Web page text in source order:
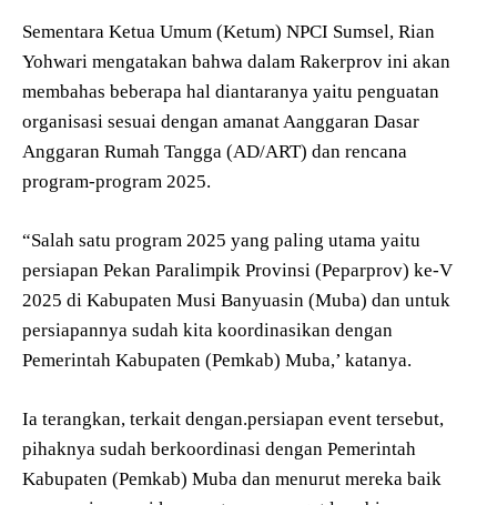
Sementara Ketua Umum (Ketum) NPCI Sumsel, Rian
Yohwari mengatakan bahwa dalam Rakerprov ini akan
membahas beberapa hal diantaranya yaitu penguatan
organisasi sesuai dengan amanat Aanggaran Dasar
Anggaran Rumah Tangga (AD/ART) dan rencana
program-program 2025.
“Salah satu program 2025 yang paling utama yaitu
persiapan Pekan Paralimpik Provinsi (Peparprov) ke-V
2025 di Kabupaten Musi Banyuasin (Muba) dan untuk
persiapannya sudah kita koordinasikan dengan
Pemerintah Kabupaten (Pemkab) Muba,’ katanya.
Ia terangkan, terkait dengan.persiapan event tersebut,
pihaknya sudah berkoordinasi dengan Pemerintah
Kabupaten (Pemkab) Muba dan menurut mereka baik